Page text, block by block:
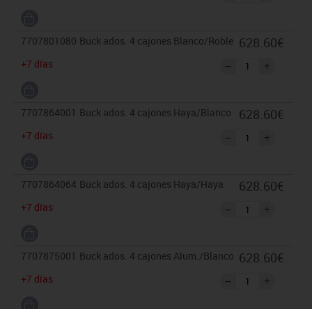
7707801080 Buck ados. 4 cajones Blanco/Roble
+7 días
628.60€
7707864001 Buck ados. 4 cajones Haya/Blanco
+7 días
628.60€
7707864064 Buck ados. 4 cajones Haya/Haya
+7 días
628.60€
7707875001 Buck ados. 4 cajones Alum./Blanco
+7 días
628.60€